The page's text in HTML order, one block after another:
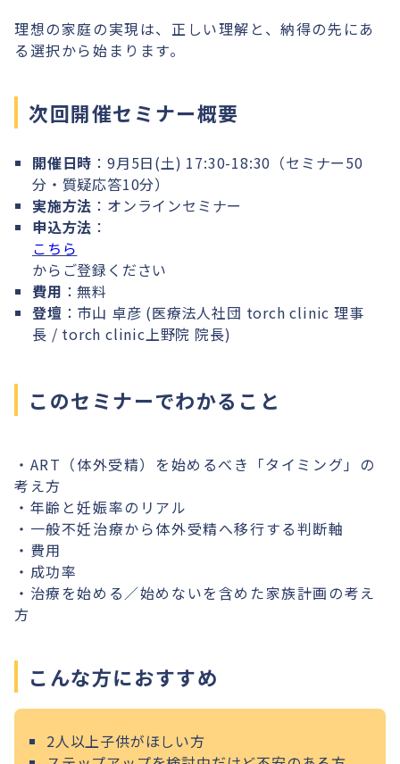
理想の家庭の実現は、正しい理解と、納得の先にあ
る選択から始まります。
次回開催セミナー概要
開催日時 ：9月5日(土) 17:30-18:30（セミナー50
分・質疑応答10分）
実施方法 ：オンラインセミナー
申込方法 ：
こちら
からご登録ください
費用 ：無料
登壇 ：市山 卓彦 (医療法人社団 torch clinic 理事
長 / torch clinic上野院 院長)
このセミナーでわかること
・ART（体外受精）を始めるべき「タイミング」の
考え方
・年齢と妊娠率のリアル
・一般不妊治療から体外受精へ移行する判断軸
・費用
・成功率
・治療を始める／始めないを含めた家族計画の考え
方
こんな方におすすめ
2人以上子供がほしい方